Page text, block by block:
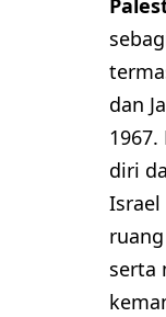
dan
diri
serta